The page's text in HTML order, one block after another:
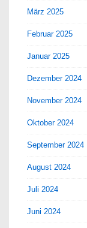
März 2025
Februar 2025
Januar 2025
Dezember 2024
November 2024
Oktober 2024
September 2024
August 2024
Juli 2024
Juni 2024